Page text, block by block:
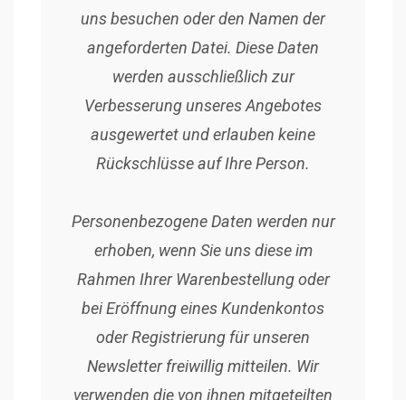
uns besuchen oder den Namen der
angeforderten Datei. Diese Daten
werden ausschließlich zur
Verbesserung unseres Angebotes
ausgewertet und erlauben keine
Rückschlüsse auf Ihre Person.
Personenbezogene Daten werden nur
erhoben, wenn Sie uns diese im
Rahmen Ihrer Warenbestellung oder
bei Eröffnung eines Kundenkontos
oder Registrierung für unseren
Newsletter freiwillig mitteilen. Wir
verwenden die von ihnen mitgeteilten